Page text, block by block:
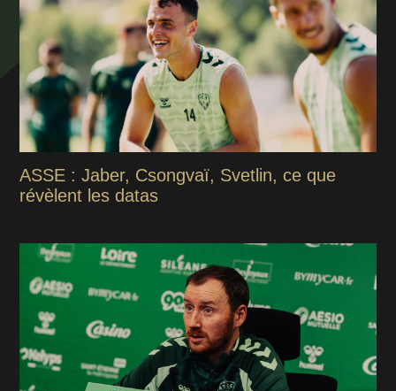
ASSE : Jaber, Csongvaï, Svetlin, ce que
révèlent les datas